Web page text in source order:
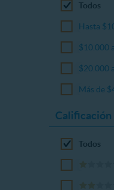
Todos
Hasta
$10.000
$20.000
Más de
Calificación
Todos